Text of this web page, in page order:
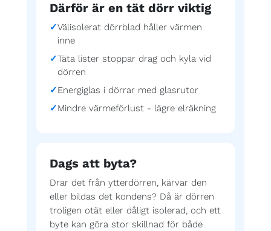
Därför är en tät dörr viktig
Välisolerat dörrblad håller värmen
inne
Täta lister stoppar drag och kyla vid
dörren
Energiglas i dörrar med glasrutor
Mindre värmeförlust - lägre elräkning
Dags att byta?
Drar det från ytterdörren, kärvar den
eller bildas det kondens? Då är dörren
troligen otät eller dåligt isolerad, och ett
byte kan göra stor skillnad för både